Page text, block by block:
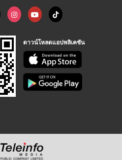
ดาวน์โหลดแอปพลิเคชัน